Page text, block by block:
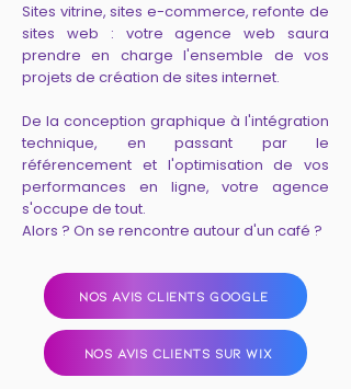
Sites vitrine, sites e-commerce, refonte de
sites web : votre agence web saura
prendre en charge l'ensemble de vos
projets de création de sites internet.
De la conception graphique à l'intégration
technique, en passant par le
référencement et l'optimisation de vos
performances en ligne, votre agence
s'occupe de tout.
Alors ? On se rencontre autour d'un café ?
NOS AVIS CLIENTS GOOGLE
NOS AVIS CLIENTS SUR WIX